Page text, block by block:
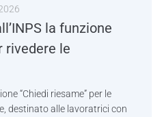
la funzione
rivedere le
“Chiedi riesame” per le
destinato alle lavoratrici con